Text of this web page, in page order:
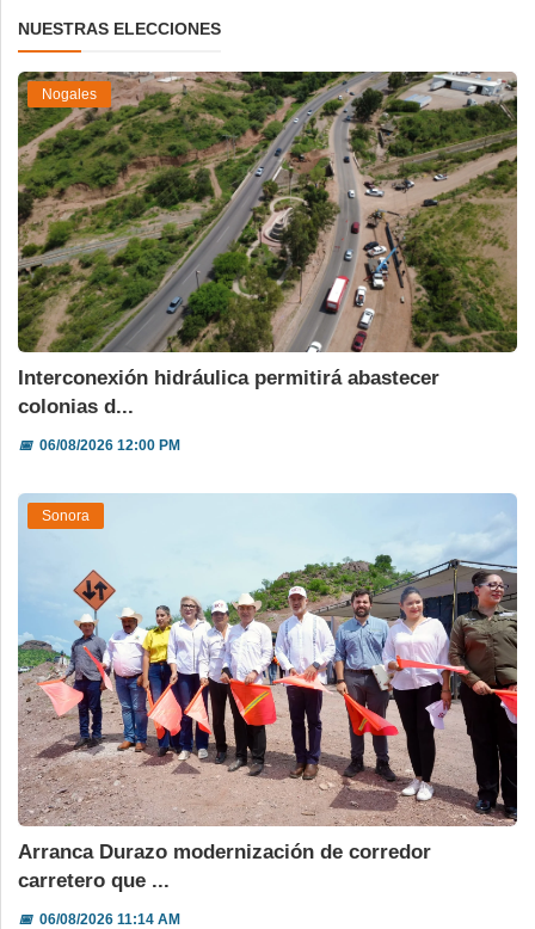
NUESTRAS ELECCIONES
Nogales
Interconexión hidráulica permitirá abastecer
colonias d...
📅06/08/2026 12:00 PM
Sonora
Arranca Durazo modernización de corredor
carretero que ...
📅06/08/2026 11:14 AM